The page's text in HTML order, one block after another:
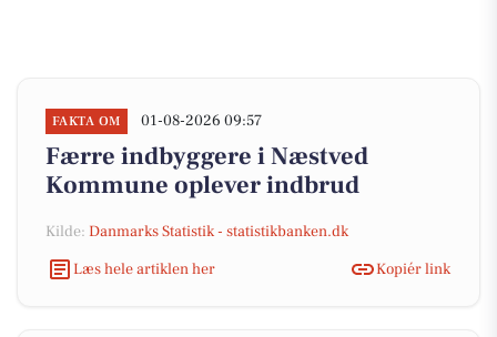
FAKTA OM 01-08-2026 09:57
Færre indbyggere i Næstved
Kommune oplever indbrud
Kilde: Danmarks Statistik - statistikbanken.dk
Læs hele artiklen her
Kopiér link